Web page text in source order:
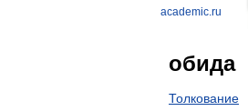
academic.ru
обида
Толкование